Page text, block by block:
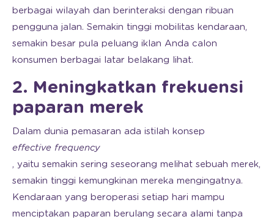
berbagai wilayah dan berinteraksi dengan ribuan
pengguna jalan. Semakin tinggi mobilitas kendaraan,
semakin besar pula peluang iklan Anda calon
konsumen berbagai latar belakang lihat.
2. Meningkatkan frekuensi
paparan merek
Dalam dunia pemasaran ada istilah konsep
effective frequency
, yaitu semakin sering seseorang melihat sebuah merek,
semakin tinggi kemungkinan mereka mengingatnya.
Kendaraan yang beroperasi setiap hari mampu
menciptakan paparan berulang secara alami tanpa